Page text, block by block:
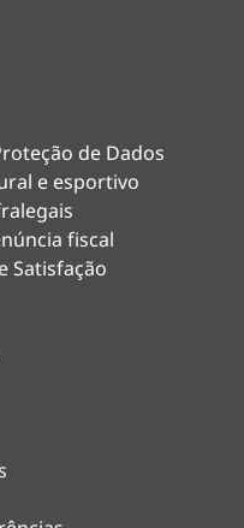
de Dados
e esportivo
fiscal
Satisfação